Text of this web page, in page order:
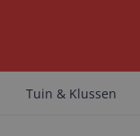
Tuin & Klussen